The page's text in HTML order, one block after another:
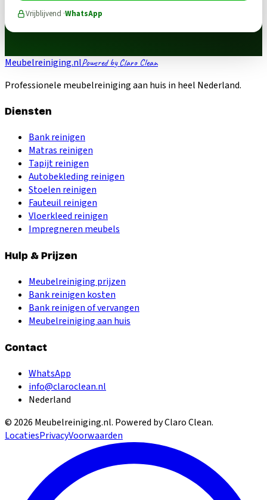
Vrijblijvend ·WhatsApp
Meubelreiniging.nlPowered by Claro Clean
Professionele meubelreiniging aan huis in heel Nederland.
Diensten
Bank reinigen
Matras reinigen
Tapijt reinigen
Autobekleding reinigen
Stoelen reinigen
Fauteuil reinigen
Vloerkleed reinigen
Impregneren meubels
Hulp & Prijzen
Meubelreiniging prijzen
Bank reinigen kosten
Bank reinigen of vervangen
Meubelreiniging aan huis
Contact
WhatsApp
info@claroclean.nl
Nederland
© 2026 Meubelreiniging.nl. Powered by Claro Clean.
LocatiesPrivacyVoorwaarden